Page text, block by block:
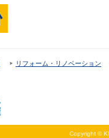
リフォーム・リノベーション
Copyright ©